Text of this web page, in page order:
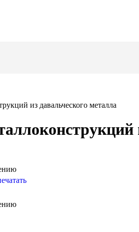
из давальческого металла